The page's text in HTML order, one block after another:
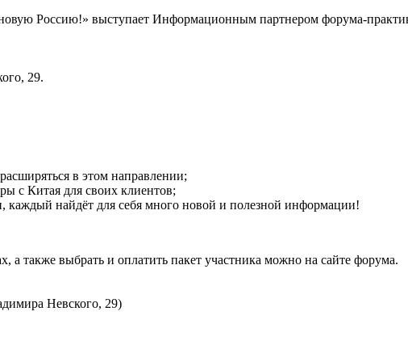
Россию!» выступает Информационным партнером форума-
29.
в этом направлении;
с Китая для своих клиентов;
каждый найдёт для себя много новой и полезной информации!
а также выбрать и оплатить пакет участника можно на сайте форума.
Невского, 29)